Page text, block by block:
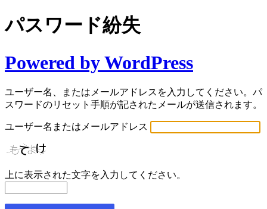
パスワード紛失
Powered by WordPress
ユーザー名、またはメールアドレスを入力してください。パ
スワードのリセット手順が記されたメールが送信されます。
ユーザー名またはメールアドレス
上に表示された文字を入力してください。